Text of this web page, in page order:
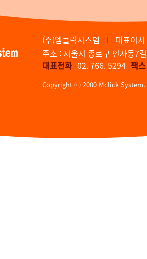
(주)엠클릭시스템
대표이
주소 : 서울시 종로구 인사동7
대표전화 02. 766. 5294 팩스
Copyright ⓒ 2000 Mclick System.